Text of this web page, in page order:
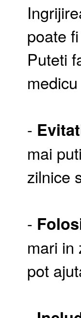
poate
Puteti
-
mai
zilnice
-
mari in
pot